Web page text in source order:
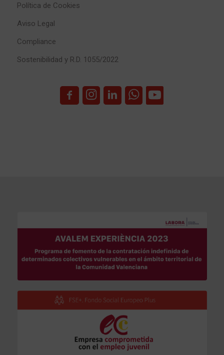
Política de Cookies
Aviso Legal
Compliance
Sostenibilidad y R.D. 1055/2022